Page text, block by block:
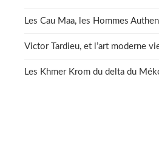
Les Cau Maa, les Hommes
Victor Tardieu, et l’art moderne
Les Khmer Krom du delta du